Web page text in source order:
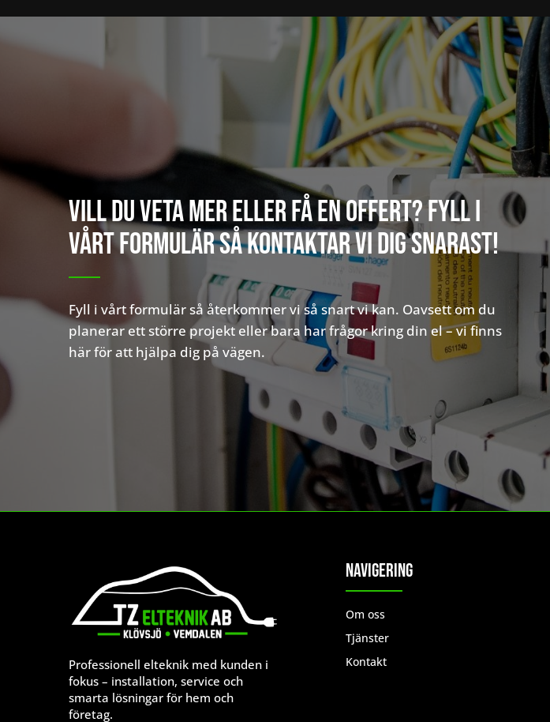
Vill du veta mer eller få en offert? Fyll i
vårt formulär så kontaktar vi dig snarast!
Fyll i vårt formulär så återkommer vi så snart vi kan. Oavsett om du
planerar ett större projekt eller bara har frågor kring din el – vi finns
här för att hjälpa dig på vägen.
Professionell elteknik med kunden i
fokus – installation, service och
smarta lösningar för hem och
företag.
Navigering
Om oss
Tjänster
Kontakt